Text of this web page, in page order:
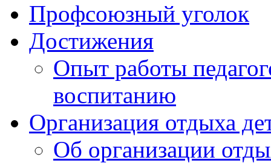
Профсоюзный уголок
Достижения
Опыт работы
воспитанию
Организация отдыха
Об организации